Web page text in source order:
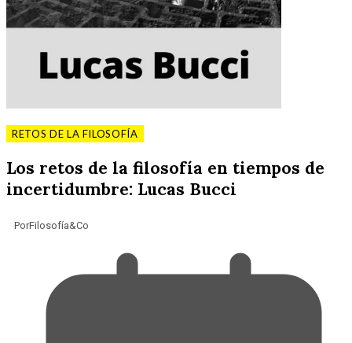
RETOS DE LA FILOSOFÍA
Los retos de la filosofía en tiempos de
incertidumbre: Lucas Bucci
PorFilosofía&Co